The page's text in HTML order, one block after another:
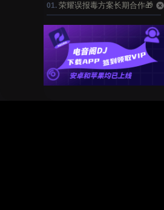
01. 荣耀误报毒方案长期合作🎁
电报搜taomamao.tgu